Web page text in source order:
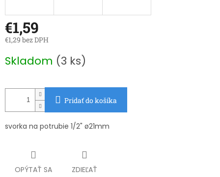
€1,59
€1,29 bez DPH
cena:
Skladom (3 ks)
Pridať do košíka
svorka na potrubie 1/2" ø21mm
OPÝTAŤ SA ZDIEĽAŤ